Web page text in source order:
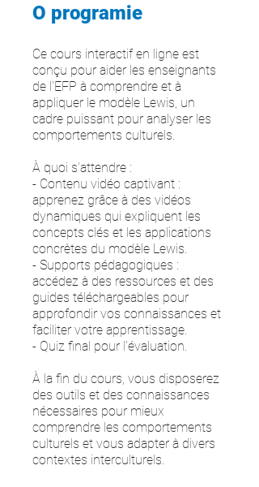
O programie
Ce cours interactif en ligne est
conçu pour aider les enseignants
de l'EFP à comprendre et à
appliquer le modèle Lewis, un
cadre puissant pour analyser les
comportements culturels.
À quoi s'attendre :
- Contenu vidéo captivant :
apprenez grâce à des vidéos
dynamiques qui expliquent les
concepts clés et les applications
concrètes du modèle Lewis.
- Supports pédagogiques :
accédez à des ressources et des
guides téléchargeables pour
approfondir vos connaissances et
faciliter votre apprentissage.
- Quiz final pour l'évaluation.
À la fin du cours, vous disposerez
des outils et des connaissances
nécessaires pour mieux
comprendre les comportements
culturels et vous adapter à divers
contextes interculturels.